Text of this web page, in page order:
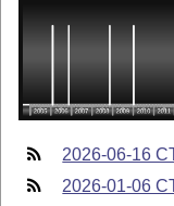
2026-06-16
2026-01-06